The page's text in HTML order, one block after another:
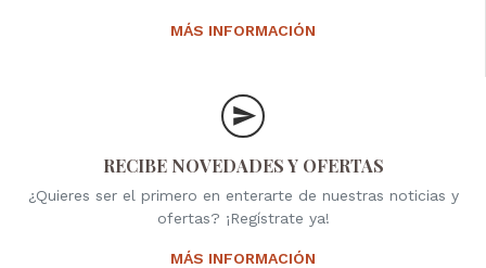
MÁS INFORMACIÓN
RECIBE NOVEDADES Y OFERTAS
¿Quieres ser el primero en enterarte de nuestras noticias y
ofertas? ¡Regístrate ya!
MÁS INFORMACIÓN